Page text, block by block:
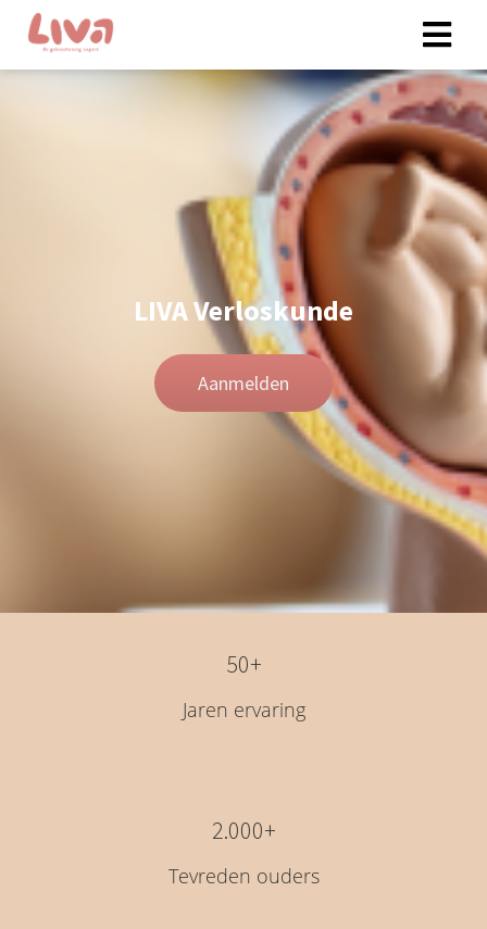
LIVA Verloskunde
Aanmelden
50+
Jaren ervaring
2.000+
Tevreden ouders